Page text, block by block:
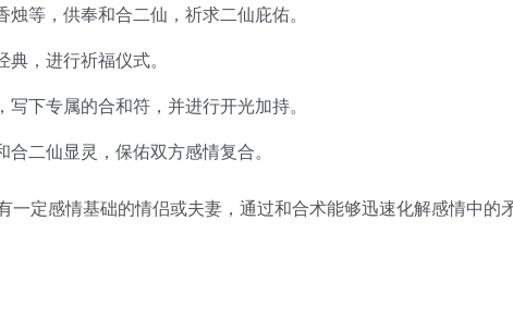
等，供奉和合二仙，祈求二仙庇佑。
，进行祈福仪式。
下专属的合和符，并进行开光加持。
二仙显灵，保佑双方感情复合。
一定感情基础的情侣或夫妻，通过和合术能够迅速化解感情中的